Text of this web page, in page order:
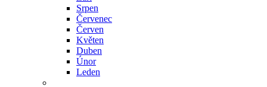
Srpen
Červenec
Červen
Květen
Duben
Únor
Leden